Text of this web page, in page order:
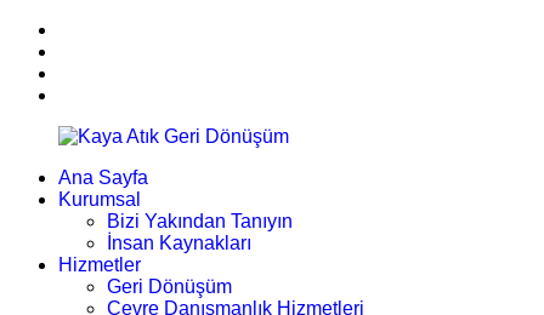
Ana Sayfa
Kurumsal
Bizi Yakından Tanıyın
İnsan Kaynakları
Hizmetler
Geri Dönüşüm
Çevre Danışmanlık Hizmetleri